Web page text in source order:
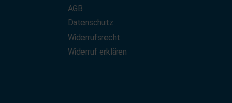
AGB
Datenschutz
Widerrufsrecht
Widerruf erklären